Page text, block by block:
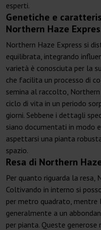
esperti.
Genetiche e
Northern Haze
Northern Haze Express si
equilibrata, integrando
varietà è conosciuta per la
che facilita un processo di
semina al raccolto,
ciclo di vita in un periodo
giorni. Sebbene i dettagli
siano documentati in modo
aspettarsi una pianta
spazio.
Resa di Northern
Per quanto riguarda la resa,
Coltivando in interno si
per metro quadrato,
generalmente a un
per pianta. Queste